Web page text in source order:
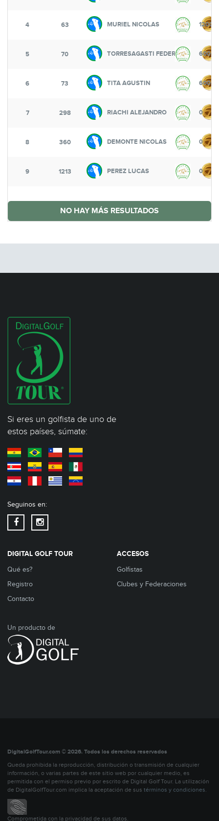
4 63 MURIEL NICOLAS 1200
5 70 TORRESAGASTI FEDERICO 600
6 73 TITA AGUSTIN 600
7 298 RIACHI ALEJANDRO 0
8 360 DEMONTE NICOLAS 0
9 1213 PEREZ LUCAS 0
NO HAY MÁS RESULTADOS
Si eres un golfista de uno de
estos países, súmate:
Seguinos en:
DIGITAL GOLF TOUR
Qué es?
Registro
Contacto
ACCESOS
Golfistas
Clubes y Federaciones
Un producto de
DigitalGolfTour.com © 2026. Todos los derechos reservados
Queda prohibida la reproducción, distribución o transmisión de cualquier
información, o varias partes de este sitio web por cualquier medio, es
permitida con el permiso previo por escrito de Digital Golf Tour. La utilización
de DigitalGolfTour.com implica la aceptación de sus términos y condiciones.
Comprometida con la privacidad de sus datos.